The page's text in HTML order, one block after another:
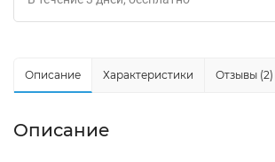
Описание Характеристики Отзывы (2)
Описание